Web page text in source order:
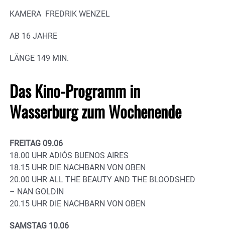
KAMERA FREDRIK WENZEL
AB 16 JAHRE
LÄNGE 149 MIN.
Das Kino-Programm in
Wasserburg zum Wochenende
FREITAG 09.06
18.00 UHR ADIÓS BUENOS AIRES
18.15 UHR DIE NACHBARN VON OBEN
20.00 UHR ALL THE BEAUTY AND THE BLOODSHED
– NAN GOLDIN
20.15 UHR DIE NACHBARN VON OBEN
SAMSTAG 10.06